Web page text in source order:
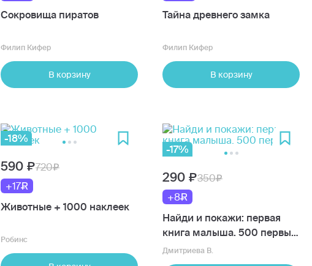
Сокровища пиратов
Филип Кифер
В корзину
Тайна древнего замка
Филип Кифер
В корзину
-18%
590
720
+17
Животные + 1000 наклеек
Робинс
-17%
290
350
+8
Найди и покажи: первая
книга малыша. 500 первых
слов
Дмитриева В.